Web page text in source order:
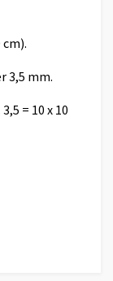
3,5 mm.
= 10 x 10